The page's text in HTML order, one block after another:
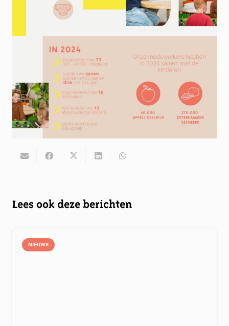
Lees ook deze berichten
NIEUWS